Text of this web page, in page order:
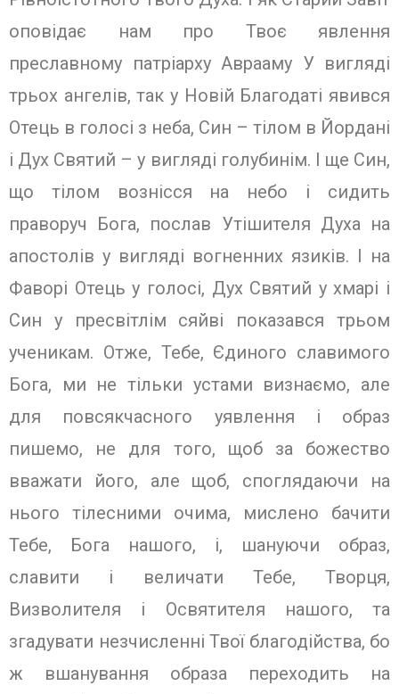
оповідає нам про Твоє явлення
преславному патріарху Аврааму У вигляді
трьох ангелів, так у Новій Благодаті явився
Отець в голосі з неба, Син – тілом в Йордані
і Дух Святий – у вигляді голубинім. І ще Син,
що тілом вознісся на небо і сидить
праворуч Бога, послав Утішителя Духа на
апостолів у вигляді вогненних язиків. І на
Фаворі Отець у голосі, Дух Святий у хмарі і
Син у пресвітлім сяйві показався трьом
ученикам. Отже, Тебе, Єдиного славимого
Бога, ми не тільки устами визнаємо, але
для повсякчасного уявлення і образ
пишемо, не для того, щоб за божество
вважати його, але щоб, споглядаючи на
нього тілесними очима, мислено бачити
Тебе, Бога нашого, і, шануючи образ,
славити і величати Тебе, Творця,
Визволителя і Освятителя нашого, та
згадувати незчисленні Твої благодійства, бо
ж вшанування образа переходить на